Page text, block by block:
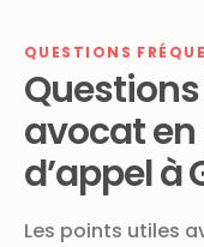
QUESTIONS
avocat
d’appel à
Les points utiles